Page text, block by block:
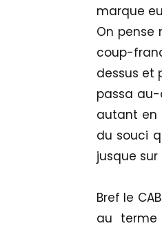
marque
On
coup-
dessus et
passa au-
autant en
du souci
jusque
Bref le
au terme